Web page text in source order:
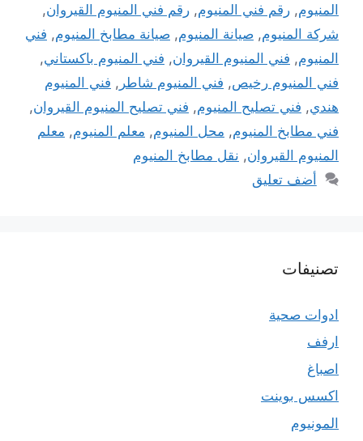
المنيوم, رقم فني المنيوم, رقم فني المنيوم القيروان,
شركة المنيوم, صيانة المنيوم, صيانة مطابخ المنيوم, فني
المنيوم, فني المنيوم القيروان, فني المنيوم باكستاني,
فني المنيوم رخيص, فني المنيوم شاطر , فني المنيوم
هندي, فني تصليح المنيوم, فني تصليح المنيوم القيروان,
فني مطابخ المنيوم, محل المنيوم, معلم المنيوم, معلم
المنيوم القيروان, نقل مطابخ المنيوم
أضف تعليق
تصنيفات
ادوات صحية
ارفف
اصباغ
اكسس بوينت
المونيوم